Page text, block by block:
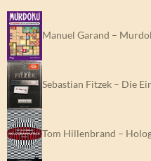
Manuel Garand –
Sebastian Fitzek – Die
Tom Hillenbrand –